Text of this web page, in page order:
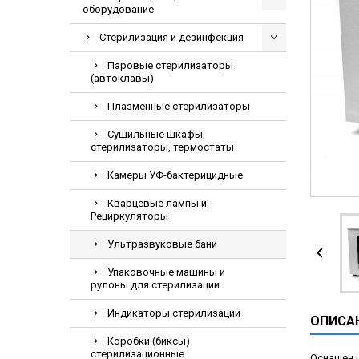
Инкубаторы
ИФА-
ПЦР
Рентгеновские
Тракционные
УЗИ аппараты
оборудование
Стерилизация и дезинфекция
Паровые стерилизаторы
(автоклавы)
Плазменные стерилизаторы
Сушильные шкафы,
стерилизаторы, термостаты
Камеры УФ-бактерицидные
Кварцевые лампы и
Рециркуляторы
Ультразвуковые бани
Упаковочные машины и
рулоны для стерилизации
Индикаторы стерилизации
Коробки (биксы)
стерилизационные
